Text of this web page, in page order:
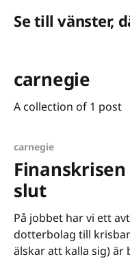
Se till vänster,
carnegie
A collection of 1 post
carnegie
slut
På jobbet har vi ett
dotterbolag till
älskar att kalla sig) är